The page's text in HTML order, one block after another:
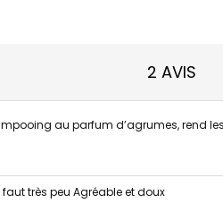
2 AVIS
au parfum d’agrumes, rend
faut très peu Agréable et doux